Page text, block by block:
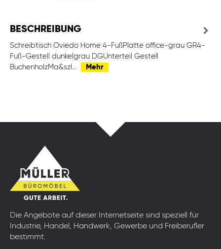
BESCHREIBUNG
Schreibtisch Oviedo Home 4-FußPlatte office-grau GR4-
Fuß-Gestell dunkelgrau DGUnterteil Gestell
BuchenholzMa&szl…
Mehr
Die Angebote auf dieser Internetseite sind speziell für
Industrie, Handel, Handwerk, Gewerbe und Freiberufler
bestimmt.